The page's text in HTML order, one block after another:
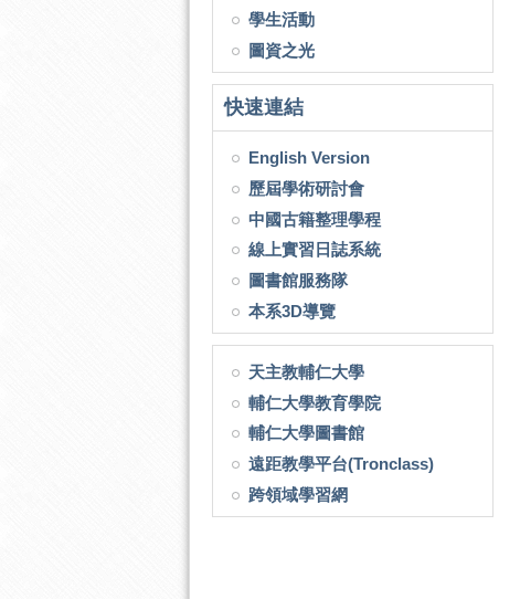
學生活動
圖資之光
快速連結
English Version
歷屆學術研討會
中國古籍整理學程
線上實習日誌系統
圖書館服務隊
本系3D導覽
天主教輔仁大學
輔仁大學教育學院
輔仁大學圖書館
遠距教學平台(Tronclass)
跨領域學習網